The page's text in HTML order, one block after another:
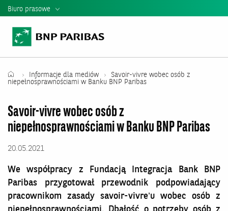
Biuro prasowe
Informacje Prasowe
Teczka Prasowa
Władze banku
Informacje dla mediów
Savoir-vivre wobec osób z
niepełnosprawnościami w Banku BNP Paribas
Savoir-vivre wobec osób z
niepełnosprawnościami w Banku BNP Paribas
20.05.2021
We współpracy z Fundacją Integracja Bank BNP
Paribas przygotował przewodnik podpowiadający
pracownikom zasady savoir-vivre’u wobec osób z